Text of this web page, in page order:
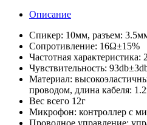
Описание
Спикер: 10мм, разъем:
Сопротивление: 16Ω±15%
Частотная характеристика:
Чувствительность:
Материал:
проводом, длина кабеля:
Вес всего 12г
Микрофон: контроллер с